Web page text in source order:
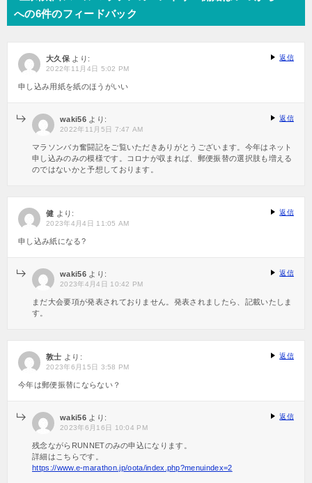
ゲへの6件のフィードバック
大久保 より:
2022年11月4日 5:02 PM
申し込み用紙を紙のほうがいい
返信
waki56 より:
2022年11月5日 7:47 AM
マラソンバカ奮闘記をご覧いただきありがとうございます。今年はネット
申し込みのみの模様です。コロナが収まれば、郵便振替の選択肢も増える
のではないかと予想しております。
返信
健 より:
2023年4月4日 11:05 AM
申し込み紙になる?
返信
waki56 より:
2023年4月4日 10:42 PM
まだ大会要項が発表されておりません。発表されましたら、記載いたしま
す。
返信
敦士 より:
2023年6月15日 3:58 PM
今年は郵便振替にならない？
返信
waki56 より:
2023年6月16日 10:04 PM
残念ながらRUNNETのみの申込になります。
詳細はこちらです。
https://www.e-marathon.jp/oota/index.php?menuindex=2
返信